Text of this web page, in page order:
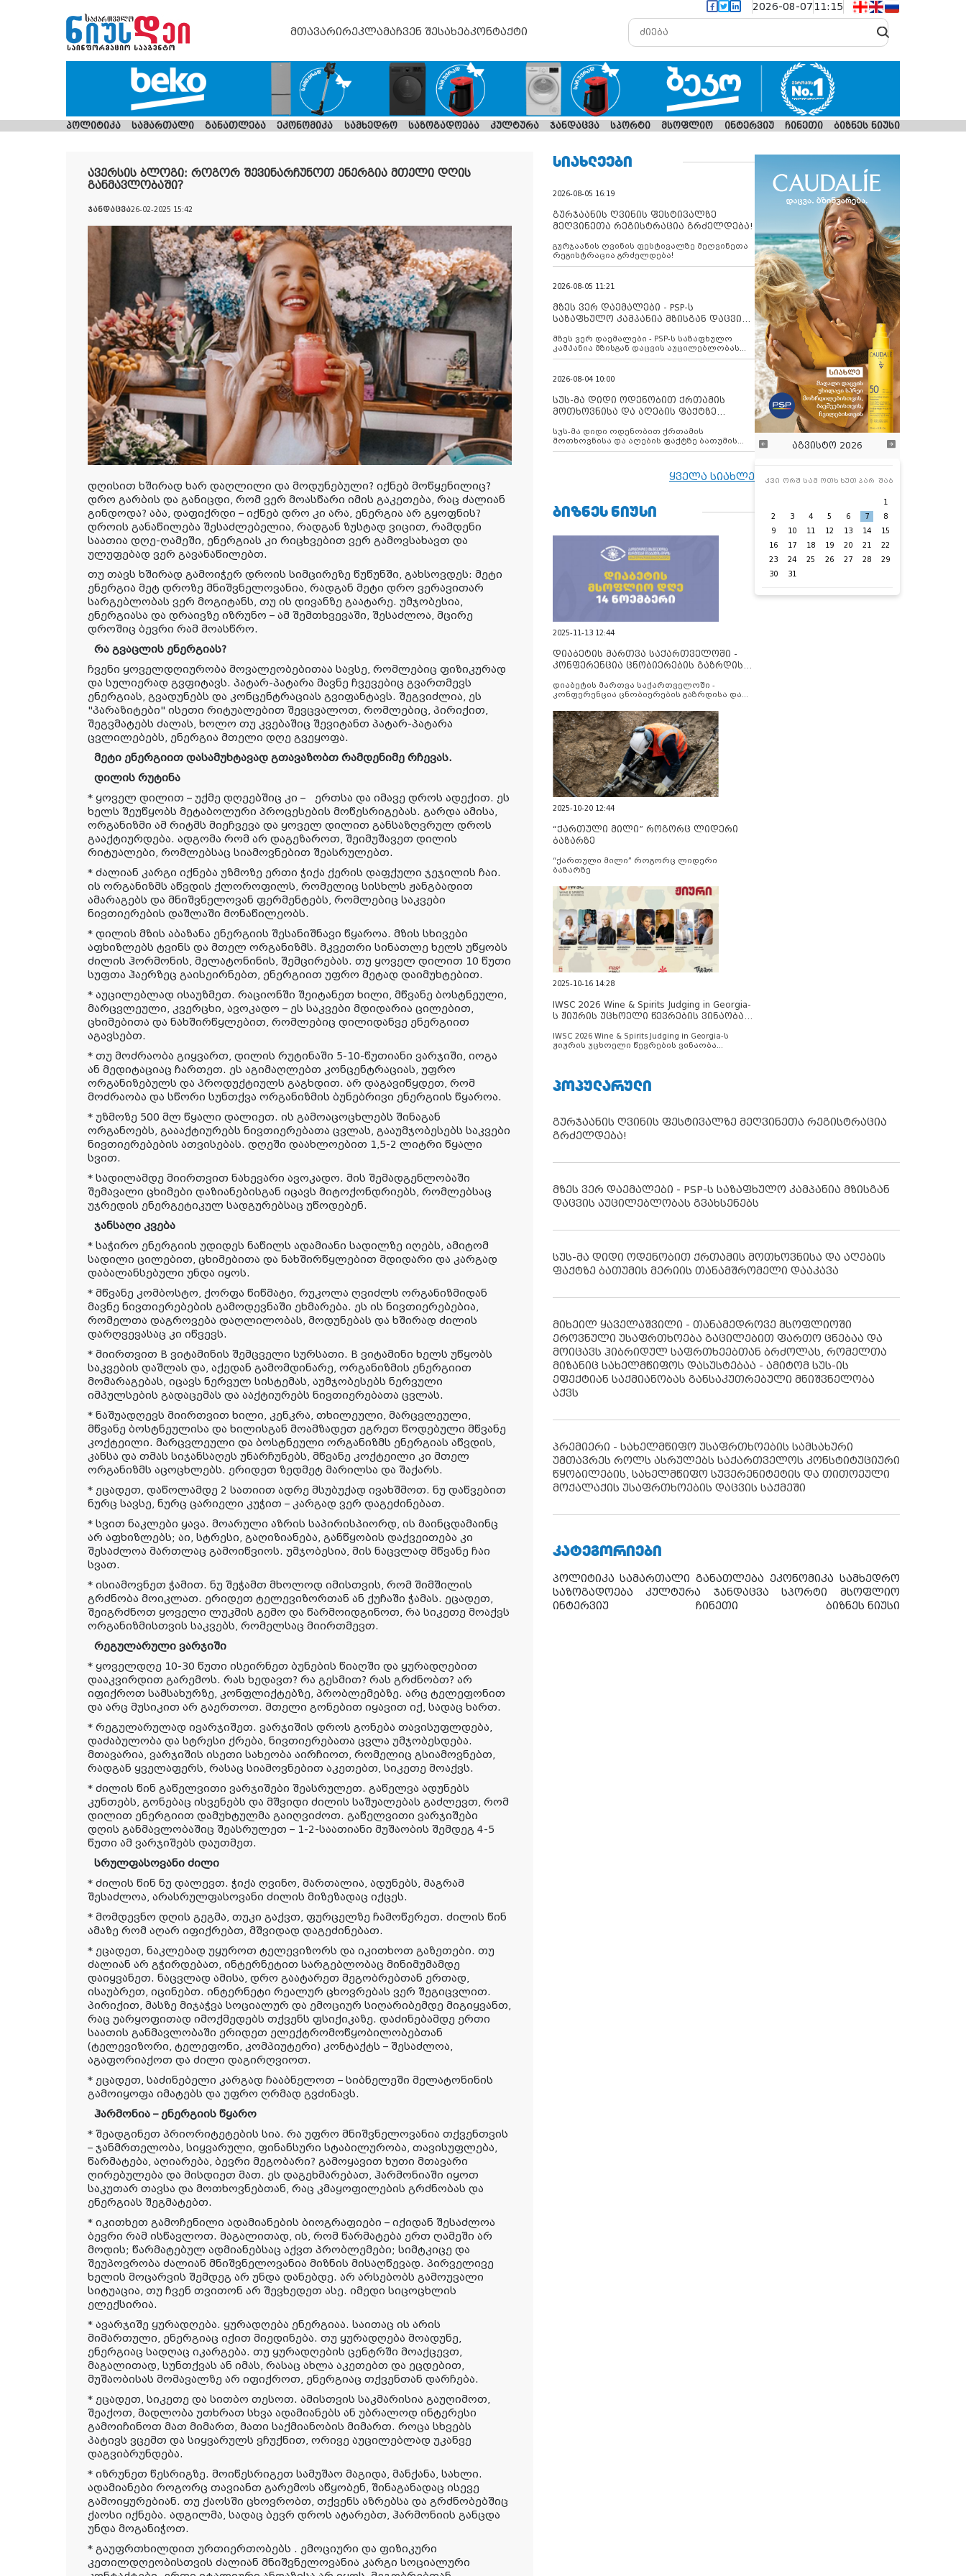
2026-08-07 11:15
მთავარირეკლამაჩვენ შესახებკონტაქტი
პოლიტიკა სამართალი განათლება ეკონომიკა სამხედრო საზოგადოება კულტურა ჯანდაცვა სპორტი მსოფლიო ინტერვიუ ჩინეთი ბიზნეს ნიუსი
ავერსის ბლოგი: როგორ შევინარჩუნოთ ენერგია მთელი დღის
განმავლობაში?
ჯანდაცვა26-02-2025 15:42
დღისით ხშირად ხარ დაღლილი და მოდუნებული? იქნებ მოწყენილიც?
დრო გარბის და განიცდი, რომ ვერ მოასწარი იმის გაკეთება, რაც ძალიან
გინდოდა? აბა, დაფიქრდი – იქნებ დრო კი არა, ენერგია არ გყოფნის?
დროის განაწილება შესაძლებელია, რადგან ზუსტად ვიცით, რამდენი
საათია დღე-ღამეში, ენერგიას კი რიცხვებით ვერ გამოვსახავთ და
ულუფებად ვერ გავანაწილებთ.
თუ თავს ხშირად გამოიჭერ დროის სიმცირეზე წუწუნში, გახსოვდეს: მეტი
ენერგია მეტ დროზე მნიშვნელოვანია, რადგან მეტი დრო ვერავითარ
სარგებლობას ვერ მოგიტანს, თუ ის დივანზე გაატარე. უმჯობესია,
ენერგიასა და დრაივზე იზრუნო – ამ შემთხვევაში, შესაძლოა, მცირე
დროშიც ბევრი რამ მოასწრო.
რა გვაცლის ენერგიას?
ჩვენი ყოველდღიურობა მოვალეობებითაა სავსე, რომლებიც ფიზიკურად
და სულიერად გვფიტავს. პატარ-პატარა მავნე ჩვევებიც გვართმევს
ენერგიას, გვადუნებს და კონცენტრაციას გვიფანტავს. შეგვიძლია, ეს
"პარაზიტები" ისეთი რიტუალებით შევცვალოთ, რომლებიც, პირიქით,
შეგვმატებს ძალას, ხოლო თუ კვებაშიც შევიტანთ პატარ-პატარა
ცვლილებებს, ენერგია მთელი დღე გვეყოფა.
მეტი ენერგიით დასამუხტავად გთავაზობთ რამდენიმე რჩევას.
დილის რუტინა
* ყოველ დილით – უქმე დღეებშიც კი – ერთსა და იმავე დროს ადექით. ეს
ხელს შეუწყობს მეტაბოლური პროცესების მოწესრიგებას. გარდა ამისა,
ორგანიზმი ამ რიტმს მიეჩვევა და ყოველ დილით განსაზღვრულ დროს
გააქტიურდება. ადგომა რომ არ დაგეზაროთ, შეიმუშავეთ დილის
რიტუალები, რომლებსაც სიამოვნებით შეასრულებთ.
* ძალიან კარგი იქნება უზმოზე ერთი ჭიქა ქერის დაფქული ჯეჯილის ჩაი.
ის ორგანიზმს აწვდის ქლოროფილს, რომელიც სისხლს ჟანგბადით
ამარაგებს და მნიშვნელოვან ფერმენტებს, რომლებიც საკვები
ნივთიერების დაშლაში მონაწილეობს.
* დილის მზის აბაზანა ენერგიის შესანიშნავი წყაროა. მზის სხივები
აფხიზლებს ტვინს და მთელ ორგანიზმს. მკვეთრი სინათლე ხელს უწყობს
ძილის ჰორმონის, მელატონინის, შემცირებას. თუ ყოველ დილით 10 წუთი
სუფთა ჰაერზეც გაისეირნებთ, ენერგიით უფრო მეტად დაიმუხტებით.
* აუცილებლად ისაუზმეთ. რაციონში შეიტანეთ ხილი, მწვანე ბოსტნეული,
მარცვლეული, კვერცხი, ავოკადო – ეს საკვები მდიდარია ცილებით,
ცხიმებითა და ნახშირწყლებით, რომლებიც დილიდანვე ენერგიით
აგავსებთ.
* თუ მოძრაობა გიყვართ, დილის რუტინაში 5-10-წუთიანი ვარჯიში, იოგა
ან მედიტაციაც ჩართეთ. ეს აგიმაღლებთ კონცენტრაციას, უფრო
ორგანიზებულს და პროდუქტიულს გაგხდით. არ დაგავიწყდეთ, რომ
მოძრაობა და სწორი სუნთქვა ორგანიზმის ბუნებრივი ენერგიის წყაროა.
* უზმოზე 500 მლ წყალი დალიეთ. ის გამოაცოცხლებს შინაგან
ორგანოებს, გაააქტიურებს ნივთიერებათა ცვლას, გააუმჯობესებს საკვები
ნივთიერებების ათვისებას. დღეში დაახლოებით 1,5-2 ლიტრი წყალი
სვით.
* სადილამდე მიირთვით ნახევარი ავოკადო. მის შემადგენლობაში
შემავალი ცხიმები დაზიანებისგან იცავს მიტოქონდრიებს, რომლებსაც
უჯრედის ენერგეტიკულ სადგურებსაც უწოდებენ.
ჯანსაღი კვება
* საჭირო ენერგიის უდიდეს ნაწილს ადამიანი სადილზე იღებს, ამიტომ
სადილი ცილებით, ცხიმებითა და ნახშირწყლებით მდიდარი და კარგად
დაბალანსებული უნდა იყოს.
* მწვანე კომბოსტო, ქორფა წიწმატი, რუკოლა ღვიძლს ორგანიზმიდან
მავნე ნივთიერებების გამოდევნაში ეხმარება. ეს ის ნივთიერებებია,
რომელთა დაგროვება დაღლილობას, მოდუნებას და ხშირად ძილის
დარღვევასაც კი იწვევს.
* მიირთვით B ვიტამინის შემცველი სურსათი. B ვიტამინი ხელს უწყობს
საკვების დაშლას და, აქედან გამომდინარე, ორგანიზმის ენერგიით
მომარაგებას, იცავს ნერვულ სისტემას, აუმჯობესებს ნერვული
იმპულსების გადაცემას და ააქტიურებს ნივთიერებათა ცვლას.
* ნაშუადღევს მიირთვით ხილი, კენკრა, თხილეული, მარცვლეული,
მწვანე ბოსტნეულისა და ხილისგან მოამზადეთ ეგრეთ წოდებული მწვანე
კოქტეილი. მარცვლეული და ბოსტნეული ორგანიზმს ენერგიას აწვდის,
კანსა და თმას სიჯანსაღეს უნარჩუნებს, მწვანე კოქტეილი კი მთელ
ორგანიზმს აცოცხლებს. ერიდეთ ზედმეტ მარილსა და შაქარს.
* ეცადეთ, დაწოლამდე 2 სათიით ადრე მსუბუქად ივახშმოთ. ნუ დაწვებით
ნურც სავსე, ნურც ცარიელი კუჭით – კარგად ვერ დაგეძინებათ.
* სვით ნაკლები ყავა. მოარული აზრის საპირისპიორდ, ის მაინცდამაინც
არ აფხიზლებს; აი, სტრესი, გაღიზიანება, განწყობის დაქვეითება კი
შესაძლოა მართლაც გამოიწვიოს. უმჯობესია, მის ნაცვლად მწვანე ჩაი
სვათ.
* ისიამოვნეთ ჭამით. ნუ შეჭამთ მხოლოდ იმისთვის, რომ შიმშილის
გრძნობა მოიკლათ. ერიდეთ ტელევიზორთან ან ქუჩაში ჭამას. ეცადეთ,
შეიგრძნოთ ყოველი ლუკმის გემო და წარმოიდგინოთ, რა სიკეთე მოაქვს
ორგანიზმისთვის საკვებს, რომელსაც მიირთმევთ.
რეგულარული ვარჯიში
* ყოველდღე 10-30 წუთი ისეირნეთ ბუნების წიაღში და ყურადღებით
დააკვირდით გარემოს. რას ხედავთ? რა გესმით? რას გრძნობთ? არ
იფიქროთ სამსახურზე, კონფლიქტებზე, პრობლემებზე. არც ტელეფონით
და არც მუსიკით არ გაერთოთ. მთელი გონებით იყავით იქ, სადაც ხართ.
* რეგულარულად ივარჯიშეთ. ვარჯიშის დროს გონება თავისუფლდება,
დაძაბულობა და სტრესი ქრება, ნივთიერებათა ცვლა უმჯობესდება.
მთავარია, ვარჯიშის ისეთი სახეობა აირჩიოთ, რომელიც გსიამოვნებთ,
რადგან ყველაფერს, რასაც სიამოვნებით აკეთებთ, სიკეთე მოაქვს.
* ძილის წინ გაწელვითი ვარჯიშები შეასრულეთ. გაწელვა ადუნებს
კუნთებს, გონებაც ისვენებს და მშვიდი ძილის საშუალებას გაძლევთ, რომ
დილით ენერგიით დამუხტულმა გაიღვიძოთ. გაწელვითი ვარჯიშები
დღის განმავლობაშიც შეასრულეთ – 1-2-საათიანი მუშაობის შემდეგ 4-5
წუთი ამ ვარჯიშებს დაუთმეთ.
სრულფასოვანი ძილი
* ძილის წინ ნუ დალევთ. ჭიქა ღვინო, მართალია, ადუნებს, მაგრამ
შესაძლოა, არასრულფასოვანი ძილის მიზეზადაც იქცეს.
* მომდევნო დღის გეგმა, თუკი გაქვთ, ფურცელზე ჩამოწერეთ. ძილის წინ
ამაზე რომ აღარ იფიქრებთ, მშვიდად დაგეძინებათ.
* ეცადეთ, ნაკლებად უყუროთ ტელევიზორს და იკითხოთ გაზეთები. თუ
ძალიან არ გჭირდებათ, ინტერნეტით სარგებლობაც მინიმუმამდე
დაიყვანეთ. ნაცვლად ამისა, დრო გაატარეთ მეგობრებთან ერთად,
ისაუბრეთ, იცინებთ. ინტერნეტი რეალურ ცხოვრებას ვერ შეგიცვლით.
პირიქით, მასზე მიჯაჭვა სოციალურ და ემოციურ სიღარიბემდე მიგიყვანთ,
რაც უარყოფითად იმოქმედებს თქვენს ფსიქიკაზე. დაძინებამდე ერთი
საათის განმავლობაში ერიდეთ ელექტრომოწყობილობებთან
(ტელევიზორი, ტელეფონი, კომპიუტერი) კონტაქტს – შესაძლოა,
აგაფორიაქოთ და ძილი დაგირღვიოთ.
* ეცადეთ, საძინებელი კარგად ჩააბნელოთ – სიბნელეში მელატონინის
გამოიყოფა იმატებს და უფრო ღრმად გვძინავს.
ჰარმონია – ენერგიის წყარო
* შეადგინეთ პრიორიტეტების სია. რა უფრო მნიშვნელოვანია თქვენთვის
– ჯანმრთელობა, სიყვარული, ფინანსური სტაბილურობა, თავისუფლება,
წარმატება, აღიარება, ბევრი მეგობარი? გამოყავით ხუთი მთავარი
ღირებულება და მისდიეთ მათ. ეს დაგეხმარებათ, ჰარმონიაში იყოთ
საკუთარ თავსა და მოთხოვნებთან, რაც კმაყოფილების გრძნობას და
ენერგიას შეგმატებთ.
* იკითხეთ გამოჩენილი ადამიანების ბიოგრაფიები – იქიდან შესაძლოა
ბევრი რამ ისწავლოთ. მაგალითად, ის, რომ წარმატება ერთ ღამეში არ
მოდის; წარმატებულ ადმიანებსაც აქვთ პრობლემები; სიმტკიცე და
შეუპოვრობა ძალიან მნიშვნელოვანია მიზნის მისაღწევად. პირველივე
ხელის მოცარვის შემდეგ არ უნდა დანებდე. არ არსებობს გამოუვალი
სიტუაცია, თუ ჩვენ თვითონ არ შევხედეთ ასე. იმედი სიცოცხლის
ელექსირია.
* ავარჯიშე ყურადღება. ყურადღება ენერგიაა. საითაც ის არის
მიმართული, ენერგიაც იქით მიედინება. თუ ყურადღება მოადუნე,
ენერგიაც სადღაც იკარგება. თუ ყურადღების ცენტრში მოაქცევთ,
მაგალითად, სუნთქვას ან იმას, რასაც ახლა აკეთებთ და ეცდებით,
მუშაობისას მომავალზე არ იფიქროთ, ენერგიაც თქვენთან დარჩება.
* ეცადეთ, სიკეთე და სითბო თესოთ. ამისთვის საკმარისია გაუღიმოთ,
შეაქოთ, მადლობა უთხრათ სხვა ადამიანებს ან უბრალოდ ინტერესი
გამოიჩინოთ მათ მიმართ, მათი საქმიანობის მიმართ. როცა სხვებს
პატივს ვცემთ და სიყვარულს ვჩუქნით, ორივე აუცილებლად უკანვე
დაგვიბრუნდება.
* იზრუნეთ წესრიგზე. მოიწესრიგეთ სამუშაო მაგიდა, მანქანა, სახლი.
ადამიანები როგორც თავიანთ გარემოს აწყობენ, შინაგანადაც ისევე
გამოიყურებიან. თუ ქაოსში ცხოვრობთ, თქვენს აზრებსა და გრძნობებშიც
ქაოსი იქნება. ადგილმა, სადაც ბევრ დროს ატარებთ, ჰარმონიის განცდა
უნდა მოგანიჭოთ.
* გაუფრთხილდით ურთიერთობებს . ემოციური და ფიზიკური
კეთილდღეობისთვის ძალიან მნიშვნელოვანია კარგი სოციალური
ᲡᲘᲐᲮᲚᲔᲔᲑᲘ
2026-08-05 16:19
გურჯაანის ღვინის ფესტივალზე
მეღვინეთა რეგისტრაცია გრძელდება!
გურჯაანის ღვინის ფესტივალზე მეღვინეთა
რეგისტრაცია გრძელდება!
2026-08-05 11:21
მზეს ვერ დაემალები - PSP-ს
საზაფხულო კამპანია მზისგან დაცვის
მზეს ვერ დაემალები - PSP-ს საზაფხულო
კამპანია მზისგან დაცვის აუცილებლობას
გვახსენებს
2026-08-04 10:00
სუს-მა დიდი ოდენობით ქრთამის
მოთხოვნისა და აღების ფაქტზე
დააკავა
სუს-მა დიდი ოდენობით ქრთამის
მოთხოვნისა და აღების ფაქტზე ბათუმის
მერიის თანამშრომელი დააკავა
ყველა სიახლე
ᲑᲘᲖᲜᲔᲡ ᲜᲘᲣᲡᲘ
2025-11-13 12:44
დიაბეტის მართვა საქართველოში -
კონფერენცია ცნობიერების გაზრდისა
დიაბეტის მართვა საქართველოში -
კონფერენცია ცნობიერების გაზრდისა და
2025-10-20 12:44
“ქართული მილი” როგორც ლიდერი
ბაზარზე
“ქართული მილი” როგორც ლიდერი
ბაზარზე
2025-10-16 14:28
IWSC 2026 Wine & Spirits Judging in Georgia-
ს ჟიურის უცხოელი წევრების ვინაობა
IWSC 2026 Wine & Spirits Judging in Georgia-ს
ჟიურის უცხოელი წევრების ვინაობა
აგვისტო 2026
კვი ორშ სამ ოთხ ხუთ პარ შაბ
1
2
3 4 5 6 7
8
9
10 11 12 13 14
15
16
17 18 19 20 21
22
23
24 25 26 27 28
29
30
31
ᲞᲝᲞᲣᲚᲐᲠᲣᲚᲘ
გურჯაანის ღვინის ფესტივალზე მეღვინეთა რეგისტრაცია
გრძელდება!
მზეს ვერ დაემალები - PSP-ს საზაფხულო კამპანია მზისგან
დაცვის აუცილებლობას გვახსენებს
სუს-მა დიდი ოდენობით ქრთამის მოთხოვნისა და აღების
ფაქტზე ბათუმის მერიის თანამშრომელი დააკავა
მიხეილ ყაველაშვილი - თანამედროვე მსოფლიოში
ეროვნული უსაფრთხოება გაცილებით ფართო ცნებაა და
მოიცავს ჰიბრიდულ საფრთხეებთან ბრძოლას, რომელთა
მიზანიც სახელმწიფოს დასუსტებაა - ამიტომ სუს-ის
ეფექტიან საქმიანობას განსაკუთრებული მნიშვნელობა
აქვს
პრემიერი - სახელმწიფო უსაფრთხოების სამსახური
უმთავრეს როლს ასრულებს საქართველოს კონსტიტუციური
წყობილების, სახელმწიფო სუვერენიტეტის და თითოეული
მოქალაქის უსაფრთხოების დაცვის საქმეში
ᲙᲐᲢᲔᲒᲝᲠᲘᲔᲑᲘ
პოლიტიკა სამართალი განათლება ეკონომიკა სამხედრო
საზოგადოება
კულტურა ჯანდაცვა სპორტი
მსოფლიო
ინტერვიუ
ჩინეთი ბიზნეს ნიუსი